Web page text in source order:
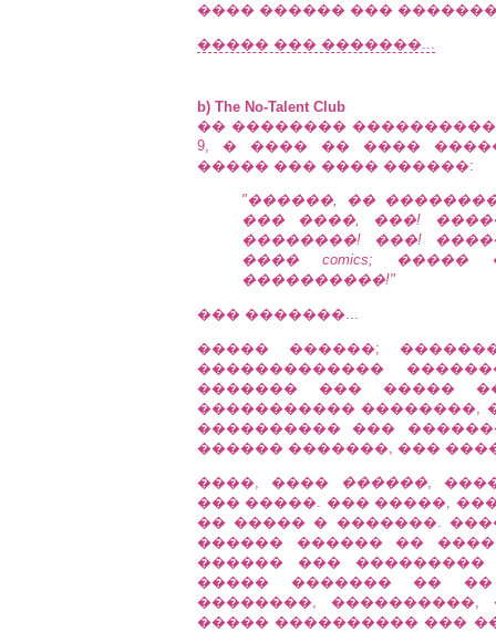
���� ������ ���
����� ��� �������...
b) The No-Talent Club
�� ��������
9, � ���� �� ����
����� ��� ���� ������:
"������, ��
��� ����, ���!
��������! ���!
���� comics;
����������!"
��� �������...
����� ������;
�������������
������� ��� �����
����������� ��������,
���������� ���
������ �������, ���
����, ���� ������,
��� �����. ��� �����,
�� ����� � �������.
������ ������ ��
������ ���
����� ������� �� ��
��������,
����� ���������� ���